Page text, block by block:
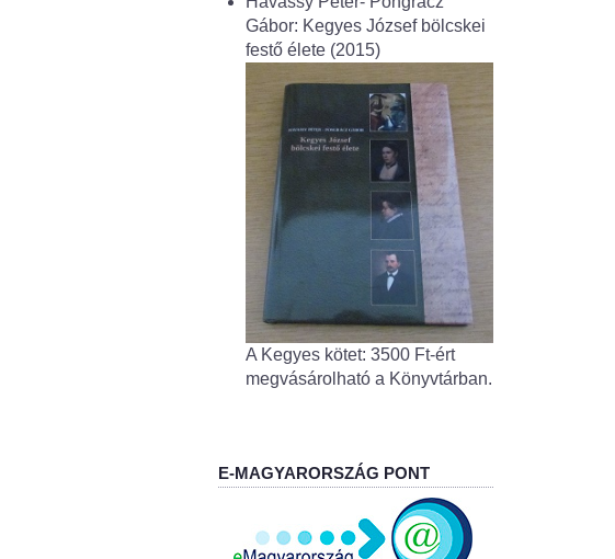
Gábor: Kegyes József bölcskei
festő élete (2015)
A Kegyes kötet: 3500 Ft-ért
megvásárolható a Könyvtárban.
E-MAGYARORSZÁG PONT